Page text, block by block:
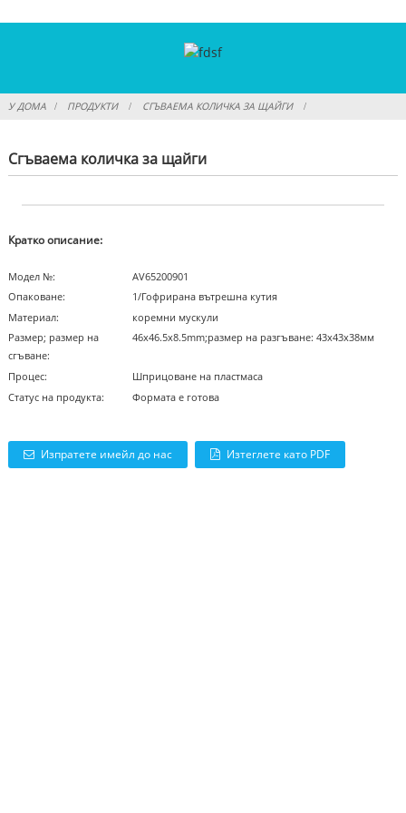
У ДОМА ПРОДУКТИ СГЪВАЕМА КОЛИЧКА ЗА ЩАЙГИ
Сгъваема количка за щайги
Кратко описание:
Модел №:
AV65200901
Опаковане:
1/Гофрирана вътрешна кутия
Материал:
коремни мускули
Размер; размер на
сгъване:
46x46.5x8.5mm;размер на разгъване: 43х43х38мм
Процес:
Шприцоване на пластмаса
Статус на продукта:
Формата е готова
Изпратете имейл до нас Изтеглете като PDF